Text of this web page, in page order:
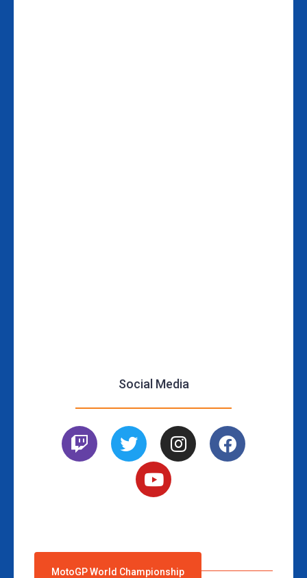
Social Media
MotoGP World Championship